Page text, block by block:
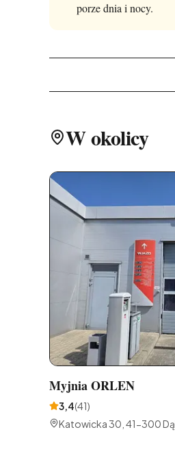
porze dnia i nocy.
W okolicy
Myjnia ORLEN
3,4(41)
Katowicka 30, 41-300